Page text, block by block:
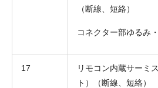
（断線、短絡）
コネクター部ゆるみ
17
リモコン内蔵サーミ
ト）（断線、短絡）